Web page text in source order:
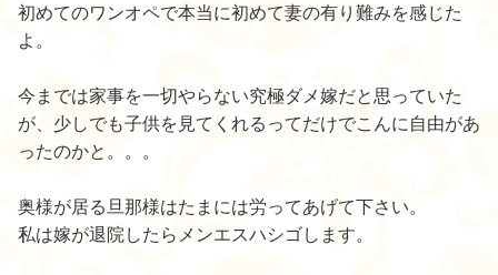
初めてのワンオペで本当に初めて妻の有り難みを感じた
よ。
今までは家事を一切やらない究極ダメ嫁だと思っていた
が、少しでも子供を見てくれるってだけでこんに自由があ
ったのかと。。。
奥様が居る旦那様はたまには労ってあげて下さい。
私は嫁が退院したらメンエスハシゴします。